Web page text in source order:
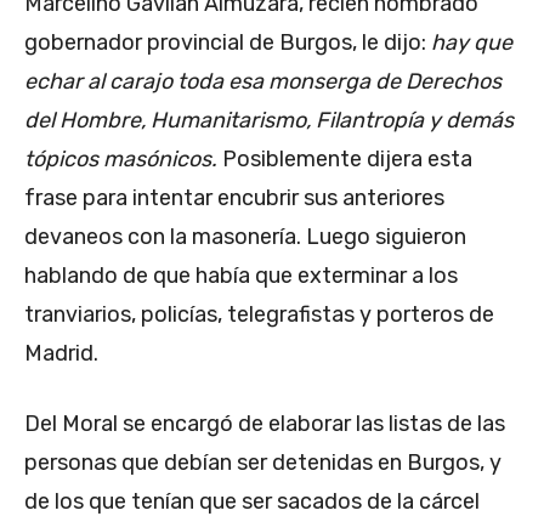
gobernador provincial de Burgos, le dijo: hay que
echar al carajo toda esa monserga de Derechos
del Hombre, Humanitarismo, Filantropía y demás
tópicos masónicos. Posiblemente dijera esta
frase para intentar encubrir sus anteriores
devaneos con la masonería. Luego siguieron
hablando de que había que exterminar a los
tranviarios, policías, telegrafistas y porteros de
Madrid.
Del Moral se encargó de elaborar las listas de las
personas que debían ser detenidas en Burgos, y
de los que tenían que ser sacados de la cárcel